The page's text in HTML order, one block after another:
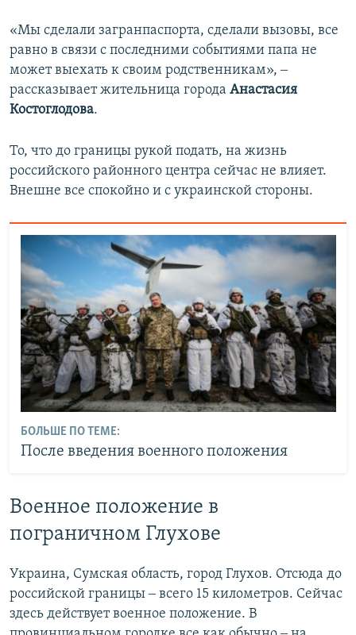
«Мы сделали загранпаспорта, сделали вызовы, все
равно в связи с последними событиями папа не
может выехать к своим родственникам», ‒
рассказывает жительница города Анастасия
Костоглодова.
То, что до границы рукой подать, на жизнь
российского районного центра сейчас не влияет.
Внешне все спокойно и с украинской стороны.
БОЛЬШЕ ПО ТЕМЕ:
После введения военного положения
Военное положение в
пограничном Глухове
Украина, Сумская область, город Глухов. Отсюда до
российской границы ‒ всего 15 километров. Сейчас
здесь действует военное положение. В